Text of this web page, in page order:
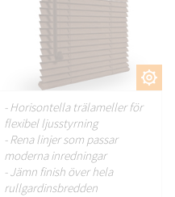
ANPASSA.
- Horisontella trälameller för
flexibel ljusstyrning
- Rena linjer som passar
moderna inredningar
- Jämn finish över hela
rullgardinsbredden